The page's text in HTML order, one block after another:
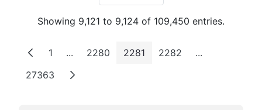
Showing 9,121 to 9,124 of 109,450 entries.
Page
1 ...Intermediate Pages
Page
2280 Page
2281 Page
2282 ...Intermediate
Page
27363